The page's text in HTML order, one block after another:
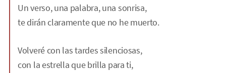
Un verso, una palabra, una sonrisa,
te dirán claramente que no he muerto.
Volveré con las tardes silenciosas,
con la estrella que brilla para ti,